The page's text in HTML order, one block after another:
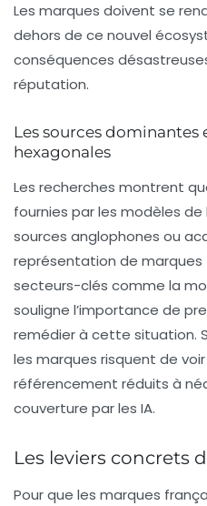
Les marques doivent se
dehors de ce nouvel
conséquences
réputation.
Les sources dominantes
hexagonales
Les recherches montrent
fournies par les modèles
sources anglophones ou
représentation de marques
secteurs-clés comme la
souligne l’importance de
remédier à cette situation.
les marques risquent de
référencement réduits à
couverture par les IA.
Les leviers concrets
Pour que les marques